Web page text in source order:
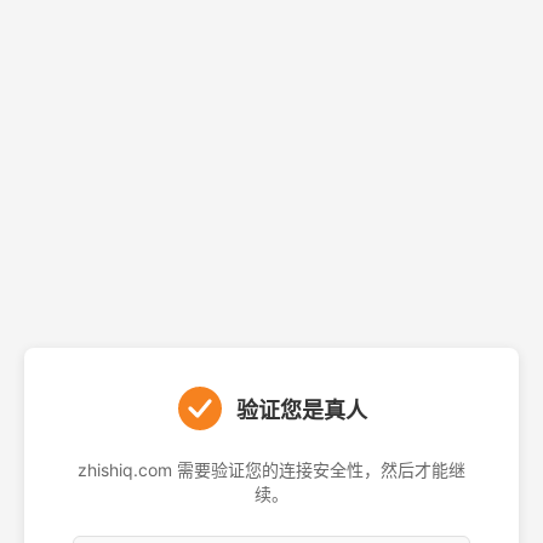
验证您是真人
zhishiq.com 需要验证您的连接安全性，然后才能继
续。